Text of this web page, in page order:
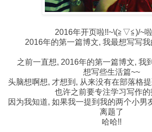
2016年开页啦!!~\(≧▽≦)/~
2016年的第一篇博文, 我最想写写
之前一直想, 2016年的第一篇博文, 我
想写些生活篇~~
头脑想啊想, 才想到, 从来没有在部落格
也许之前要专注学习写作的
因为我知道, 如果我一提到我的两个小男
离题了
哈哈!!